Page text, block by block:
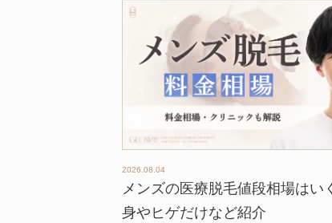
2026.08.04
メンズの医療脱毛値段相場はい
身やヒゲだけなど紹介